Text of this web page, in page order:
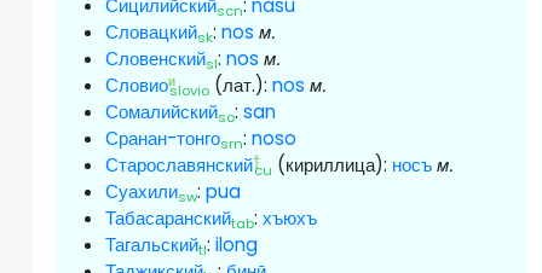
Сицилийскийscn:nasu
Словацкийsk:nos м.
Словенскийsl:nos м.
Словиои
slovio (лат.):nos м.
Сомалийскийso:san
Сранан-тонгоsrn:noso
Старославянский†
cu (кириллица): носъм.
Суахилиsw:pua
Табасаранскийtab:хъюхъ
Тагальскийtl:ilong